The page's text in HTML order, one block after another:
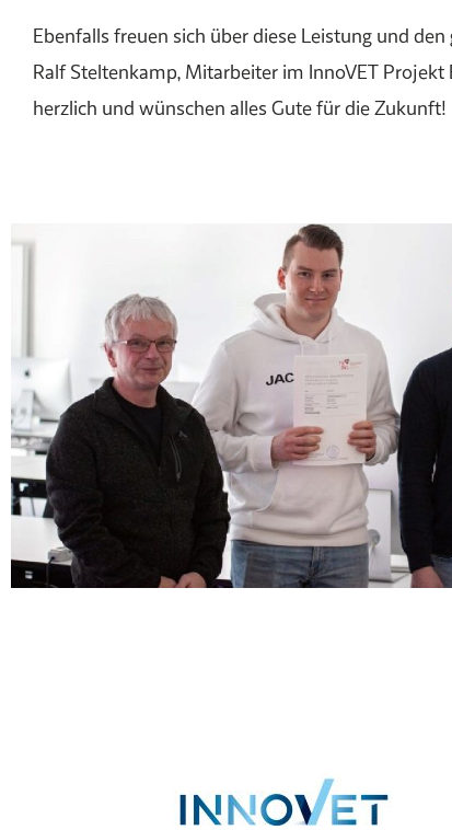
Ebenfalls freuen sich über diese Leistung und
Ralf Steltenkamp, Mitarbeiter im InnoVET
herzlich und wünschen alles Gute für die Zukunft!